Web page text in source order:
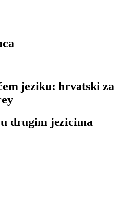
jeziku: hrvatski za
drugim jezicima